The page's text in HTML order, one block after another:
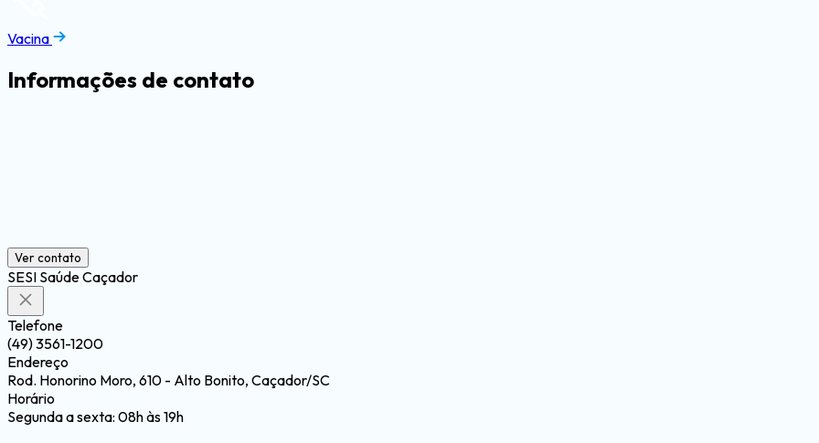
Vacina
Informações de contato
Ver contato
SESI Saúde Caçador
Telefone
(49) 3561-1200
Endereço
Rod. Honorino Moro, 610 - Alto Bonito, Caçador/SC
Horário
Segunda a sexta: 08h às 19h